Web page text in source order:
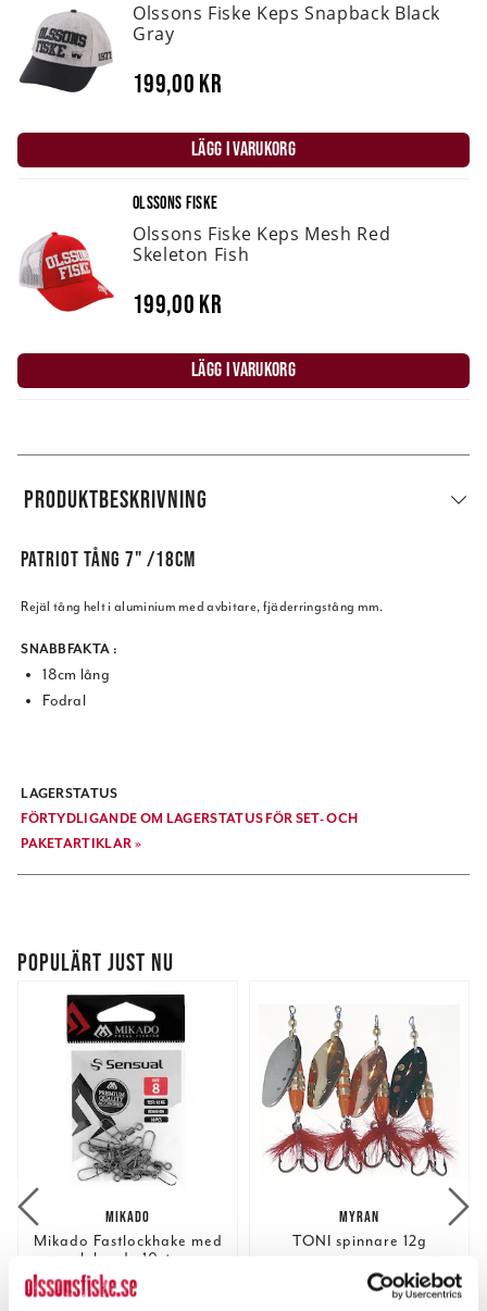
Olssons Fiske Keps Snapback Black
Gray
199,00 kr
LÄGG I VARUKORG
OLSSONS FISKE
Olssons Fiske Keps Mesh Red
Skeleton Fish
199,00 kr
LÄGG I VARUKORG
PRODUKTBESKRIVNING
PATRIOT TÅNG 7" /18CM
Rejäl tång helt i aluminium med avbitare, fjäderringstång mm.
SNABBFAKTA :
18cm lång
Fodral
LAGERSTATUS
FÖRTYDLIGANDE OM LAGERSTATUS FÖR SET- OCH
PAKETARTIKLAR »
POPULÄRT JUST NU
MIKADO
Mikado Fastlockhake med
lekande 10st.
Nuvarande pris
19,00 krTidigare pris
19,00 kr
MYRAN
TONI spinnare 12g
Nuvarande pris:
Tidigare pris:
64,00 kr